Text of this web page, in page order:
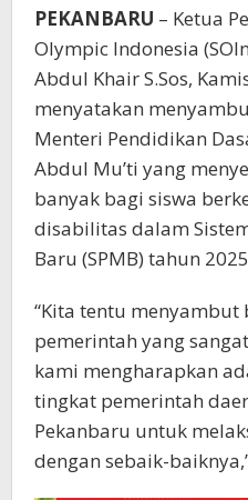
PEKANBARU – Ketua
Olympic Indonesia
Abdul Khair S.Sos,
menyatakan
Menteri Pendidikan
Abdul Mu’ti yang
banyak bagi siswa
disabilitas dalam
Baru (SPMB) tahun
“Kita tentu menyambut
pemerintah yang
kami mengharapkan
tingkat pemerintah
Pekanbaru untuk
dengan sebaik-